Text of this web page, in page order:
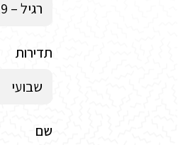
תדירות
שם